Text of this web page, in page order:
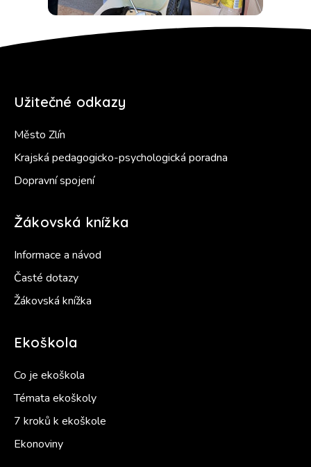
Užitečné odkazy
Město Zlín
Krajská pedagogicko-psychologická poradna
Dopravní spojení
Žákovská knížka
Informace a návod
Časté dotazy
Žákovská knížka
Ekoškola
Co je ekoškola
Témata ekoškoly
7 kroků k ekoškole
Ekonoviny